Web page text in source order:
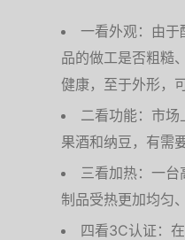
一看外观：由于
品的做工是否粗糙
健康，至于外形，
二看功能：市
果酒和纳豆，有需
三看加热：一
制品受热更加均匀
四看3C认证：